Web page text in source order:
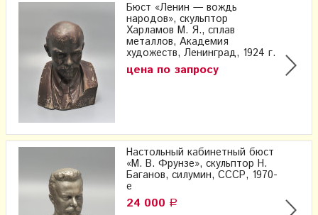
Бюст «Ленин — вождь
народов», скульптор
Харламов М. Я., сплав
металлов, Академия
художеств, Ленинград, 1924 г.
цена по запросу
Настольный кабинетный бюст
«М. В. Фрунзе», скульптор Н.
Баганов, силумин, СССР, 1970-
е
24 000 Р